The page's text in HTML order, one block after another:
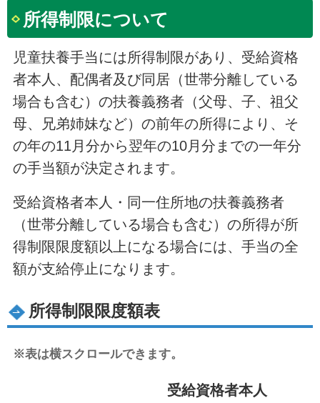
所得制限について
児童扶養手当には所得制限があり、受給資格
者本人、配偶者及び同居（世帯分離している
場合も含む）の扶養義務者（父母、子、祖父
母、兄弟姉妹など）の前年の所得により、そ
の年の11月分から翌年の10月分までの一年分
の手当額が決定されます。
受給資格者本人・同一住所地の扶養義務者
（世帯分離している場合も含む）の所得が所
得制限限度額以上になる場合には、手当の全
額が支給停止になります。
所得制限限度額表
※表は横スクロールできます。
受給資格者本人